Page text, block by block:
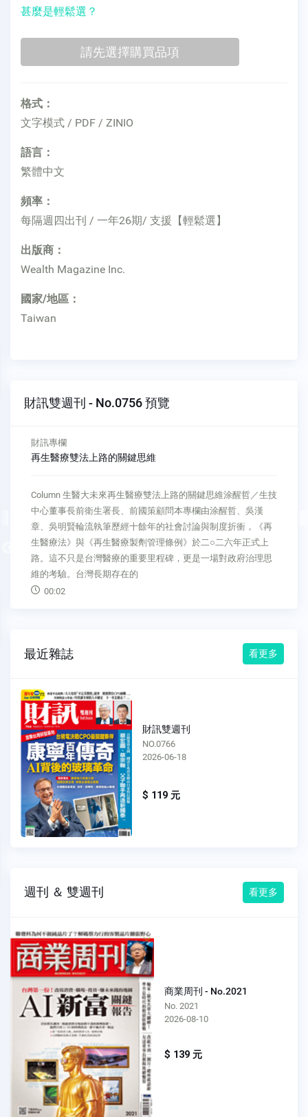
甚麼是輕鬆選？
格式：
文字模式 / PDF / ZINIO
語言：
繁體中文
頻率：
每隔週四出刊 / 一年26期/ 支援【輕鬆選】
出版商：
Wealth Magazine Inc.
國家/地區：
Taiwan
財訊雙週刊 - No.0756 預覽
Previous
財訊專欄
再生醫療雙法上路的關鍵思維
Column 生醫大未來再生醫療雙法上路的關鍵思維涂醒哲／生技
中心董事長前衛生署長、前國策顧問本專欄由涂醒哲、吳漢
章、吳明賢輪流執筆歷經十餘年的社會討論與制度折衝，《再
生醫療法》與《再生醫療製劑管理條例》於二○二六年正式上
路。這不只是台灣醫療的重要里程碑，更是一場對政府治理思
維的考驗。台灣長期存在的
00:02
最近雜誌 看更多
財訊雙週刊
NO.0766
2026-06-18
$ 119 元
週刊 ＆ 雙週刊 看更多
商業周刊 - No.2021
No. 2021
2026-08-10
$ 139 元